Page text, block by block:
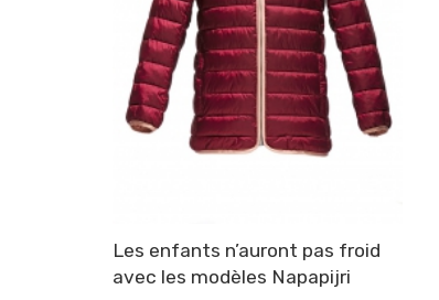
Les enfants n’auront pas froid
avec les modèles Napapijri